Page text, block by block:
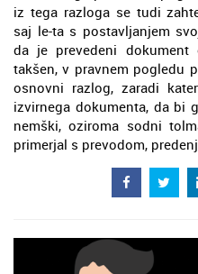
iz tega razloga se tudi
saj le-ta s postavljanjem
da je prevedeni
takšen, v pravnem pogledu
osnovni razlog, zaradi
izvirnega dokumenta, da bi
nemški, oziroma sodni
primerjal s prevodom,